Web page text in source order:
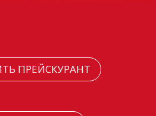
ПРЕЙСКУРАНТ